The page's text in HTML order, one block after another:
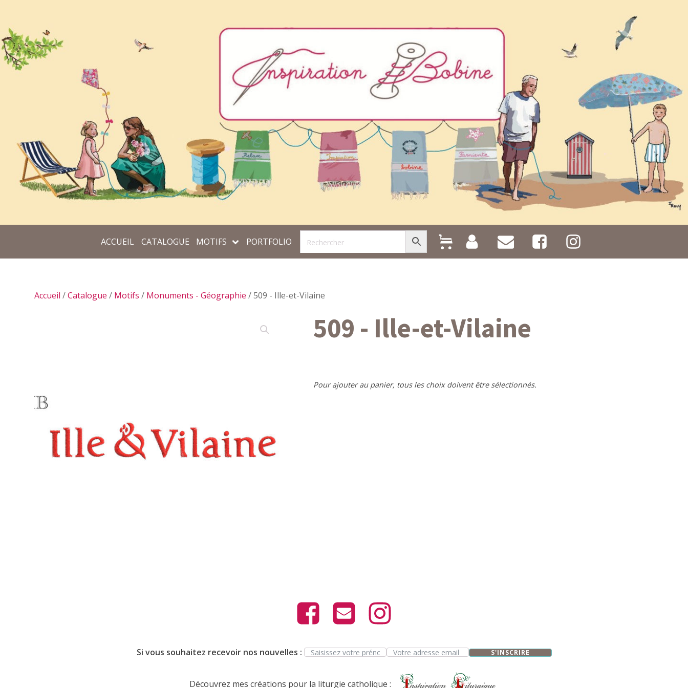
ACCUEIL CATALOGUE MOTIFS PORTFOLIO
Accueil /Catalogue / Motifs / Monuments - Géographie / 509 - Ille-et-Vilaine
509 - Ille-et-Vilaine
Pour ajouter au panier, tous les choix doivent être sélectionnés.
Si vous souhaitez recevoir nos nouvelles : S'INSCRIRE
Découvrez mes créations pour la liturgie catholique :